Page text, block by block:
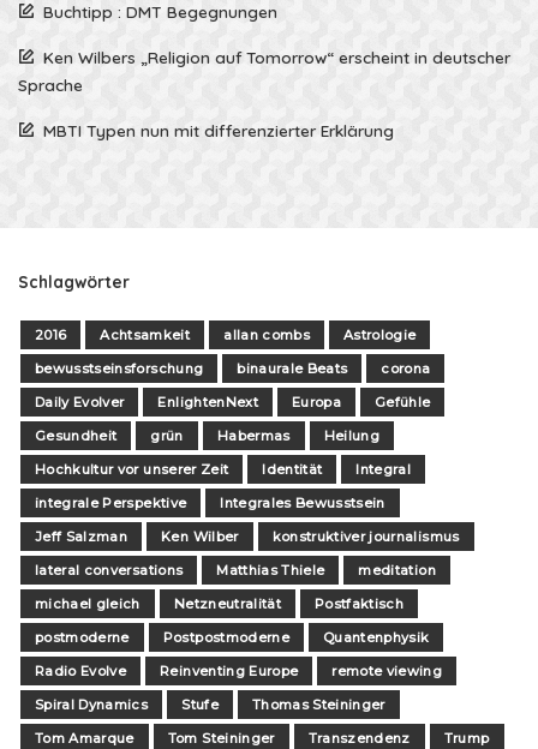
Buchtipp : DMT Begegnungen
Ken Wilbers „Religion auf Tomorrow“ erscheint in deutscher
Sprache
MBTI Typen nun mit differenzierter Erklärung
Schlagwörter
2016 Achtsamkeit allan combs
Astrologie
bewusstseinsforschung
binaurale Beats
corona
Daily Evolver
EnlightenNext Europa
Gefühle
Gesundheit
grün Habermas
Heilung
Hochkultur vor unserer Zeit
Identität
Integral
integrale Perspektive
Integrales Bewusstsein
Jeff Salzman
Ken Wilber
konstruktiver journalismus
lateral conversations
Matthias Thiele
meditation
michael gleich
Netzneutralität
Postfaktisch
postmoderne
Postpostmoderne
Quantenphysik
Radio Evolve
Reinventing Europe
remote viewing
Spiral Dynamics
Stufe
Thomas Steininger
Tom Amarque
Tom Steininger Transzendenz
Trump